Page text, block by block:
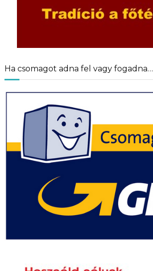
Ha csomagot adna fel vagy fogadna…